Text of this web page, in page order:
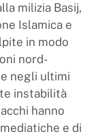
milizia Basij,
Islamica e
in modo
nord-
negli ultimi
instabilità
hanno
e di